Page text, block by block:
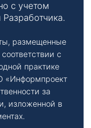
с учетом
размещенные
с
практике
«Информпроект
за
изложенной в